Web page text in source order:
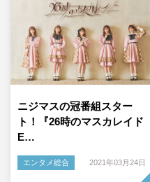
ニジマスの冠番組スター
ト！『26時のマスカレイド
E…
エンタメ総合 2021年03月24日